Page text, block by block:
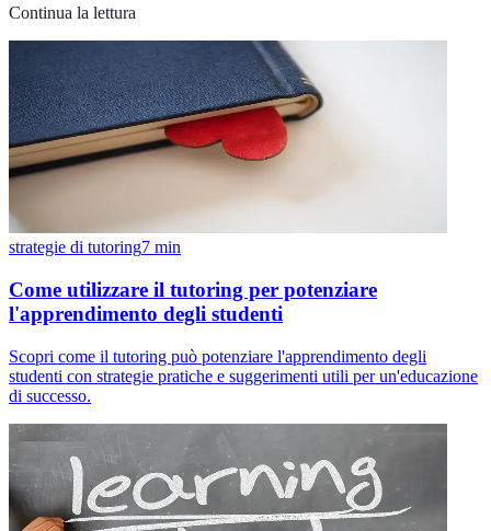
Continua la lettura
strategie di tutoring7 min
Come utilizzare il tutoring per potenziare
l'apprendimento degli studenti
Scopri come il tutoring può potenziare l'apprendimento degli
studenti con strategie pratiche e suggerimenti utili per un'educazione
di successo.